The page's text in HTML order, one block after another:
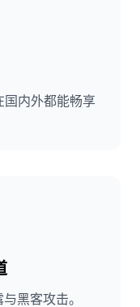
国内外都能畅享
黑客攻击。